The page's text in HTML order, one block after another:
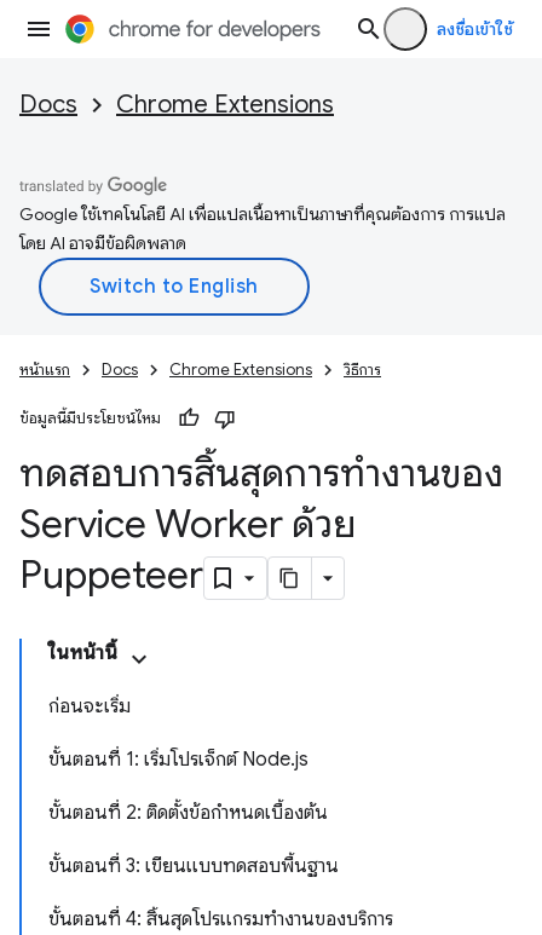
ลงชื่อเข้าใช้
Docs Chrome Extensions
Google ใช้เทคโนโลยี AI เพื่อแปลเนื้อหาเป็นภาษาที่คุณต้องการ การแปล
โดย AI อาจมีข้อผิดพลาด
หน้าแรก Docs Chrome Extensions วิธีการ
ข้อมูลนี้มีประโยชน์ไหม
ทดสอบการสิ้นสุดการทำงานของ
Service Worker ด้วย
Puppeteer
ในหน้านี้
ก่อนจะเริ่ม
ขั้นตอนที่ 1: เริ่มโปรเจ็กต์ Node.js
ขั้นตอนที่ 2: ติดตั้งข้อกําหนดเบื้องต้น
ขั้นตอนที่ 3: เขียนแบบทดสอบพื้นฐาน
ขั้นตอนที่ 4: สิ้นสุดโปรแกรมทำงานของบริการ